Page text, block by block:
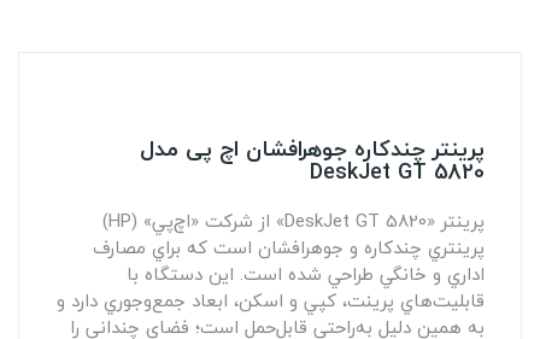
پرینتر چندکاره جوهرافشان اچ پی مدل
DeskJet GT 5820
پرينتر «DeskJet GT 5820» از شركت «اچ‌پي» (HP)
پرينتري چندكاره و جوهرافشان است كه براي مصارف
اداري و خانگي طراحي شده است. اين دستگاه‌ با
قابليت‌هاي پرينت، كپي و اسكن، ابعاد جمع‌وجوري دارد و
به همين دليل به‌راحتي قابل‌حمل است؛ فضاي چنداني را